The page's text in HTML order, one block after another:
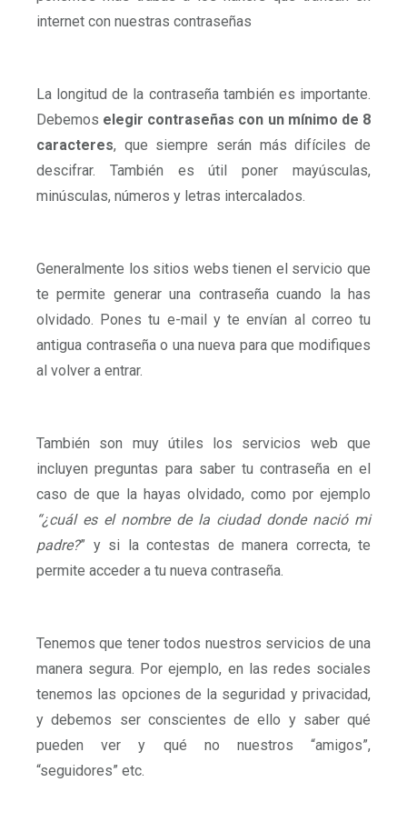
internet con nuestras contraseñas
La longitud de la contraseña también es importante.
Debemos elegir contraseñas con un mínimo de 8
caracteres, que siempre serán más difíciles de
descifrar. También es útil poner mayúsculas,
minúsculas, números y letras intercalados.
Generalmente los sitios webs tienen el servicio que
te permite generar una contraseña cuando la has
olvidado. Pones tu e-mail y te envían al correo tu
antigua contraseña o una nueva para que modifiques
al volver a entrar.
También son muy útiles los servicios web que
incluyen preguntas para saber tu contraseña en el
caso de que la hayas olvidado, como por ejemplo
“¿cuál es el nombre de la ciudad donde nació mi
padre?” y si la contestas de manera correcta, te
permite acceder a tu nueva contraseña.
Tenemos que tener todos nuestros servicios de una
manera segura. Por ejemplo, en las redes sociales
tenemos las opciones de la seguridad y privacidad,
y debemos ser conscientes de ello y saber qué
pueden ver y qué no nuestros “amigos”,
“seguidores” etc.